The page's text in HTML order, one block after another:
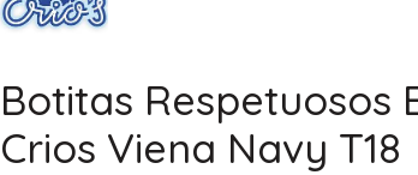
Botitas Respetuosos
Crios Viena Navy T18